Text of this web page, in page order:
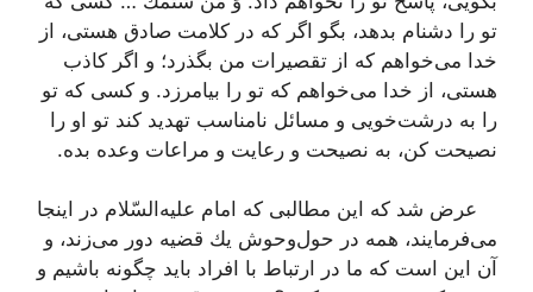
تو را دشنام بدهد، بگو اگر كه در كلامت صادق هستی، از
خدا می‌خواهم كه از تقصیرات من بگذرد؛ و اگر كاذب
هستی، از خدا می‌خواهم كه تو را بیامرزد. و كسی كه تو
را به درشت‌خویی و مسائل نامناسب تهدید كند تو او را
نصیحت كن، به نصیحت و رعایت و مراعات وعده بده.
عرض شد كه این مطالبی كه امام علیه‌السّلام در اینجا
می‌فرمایند، همه در حول‌وحوش یك قضیه دور می‌زند، و
آن این است كه ما در ارتباط با افراد باید چگونه باشیم و